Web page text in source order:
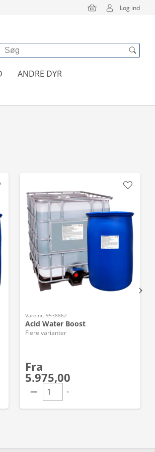
Log ind
ANDRE DYR
Vare-nr. 9538862
Acid Water Boost
Flere varianter
Fra
5.975,00